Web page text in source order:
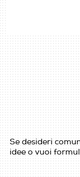
Se desideri
idee o vuoi